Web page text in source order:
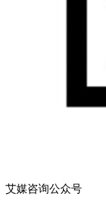
艾媒咨询公众号